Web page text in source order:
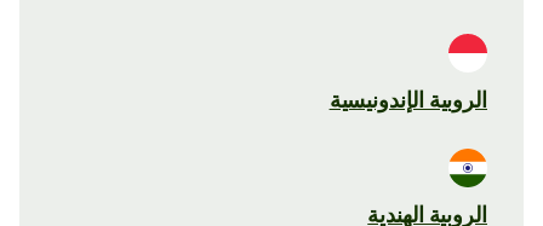
الروبية الإندونيسية
الروبية الهندية